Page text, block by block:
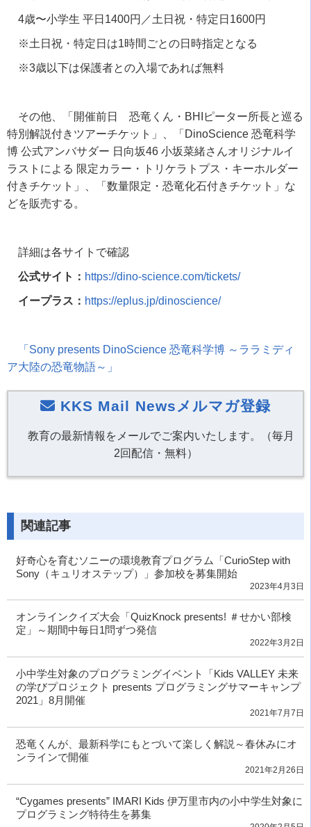
4歳〜小学生 平日 1400円／土日祝・特定日 1600円
※土日祝・特定日は1時間ごとの日時指定となる
※3歳以下は保護者との入場であれば無料
その他、「開催前日 恐竜くん・ BHI ピーター所長と巡る
特別解説付きツアーチケット」、「 DinoScience 恐竜科学
博 公式アンバサダー 日向坂46 小坂菜緒さんオリジナルイ
ラストによる 限定カラー・トリケラトプス・キーホルダー
付きチケット」、「数量限定・恐竜化石付きチケット」な
どを販売する。
詳細は各サイトで確認
公式サイト： https://dino-science.com/tickets/
イープラス： https://eplus.jp/dinoscience/
「 Sony presents DinoScience 恐竜科学博 ～ララミディ
ア大陸の恐竜物語～」
KKS Mail Newsメルマガ登録
教育の最新情報をメールでご案内いたします。（毎月
2回配信・無料）
関連記事
好奇心を育むソニーの環境教育プログラム「CurioStep with
Sony（キュリオステップ）」参加校を募集開始
2023年4月3日
オンラインクイズ大会「QuizKnock presents! ＃せかい部検
定」～期間中毎日1問ずつ発信
2022年3月2日
小中学生対象のプログラミングイベント「Kids VALLEY 未来
の学びプロジェクト presents プログラミングサマーキャンプ
2021」8月開催
2021年7月7日
恐竜くんが、最新科学にもとづいて楽しく解説～春休みにオ
ンラインで開催
2021年2月26日
“Cygames presents” IMARI Kids 伊万里市内の小中学生対象に
プログラミング特待生を募集